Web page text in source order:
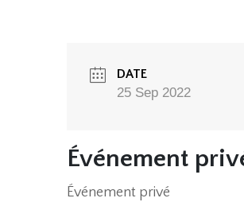
DATE
25 Sep 2022
Événement
Événement privé